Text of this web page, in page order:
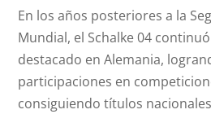
En los años posteriores a la
Mundial, el Schalke 04
destacado en Alemania,
participaciones en
consiguiendo títulos